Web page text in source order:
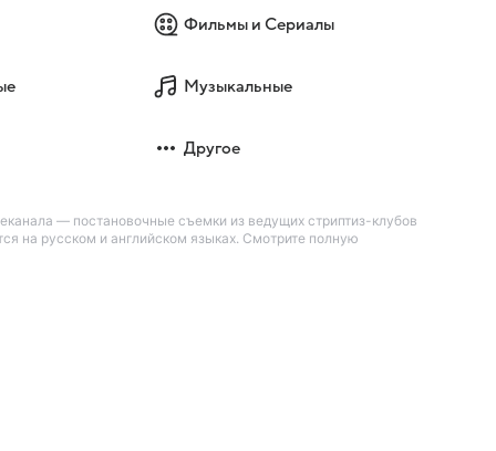
Фильмы и Сериалы
Музыкальные
Другое
— постановочные съемки из ведущих стриптиз-клубов
на русском и английском языках. Смотрите полную